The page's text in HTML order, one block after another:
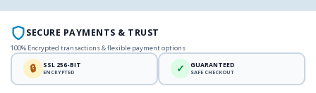
SECURE PAYMENTS & TRUST
100% Encrypted transactions & flexible payment options
🔒 SSL 256-BIT
ENCRYPTED ✓ GUARANTEED
SAFE CHECKOUT